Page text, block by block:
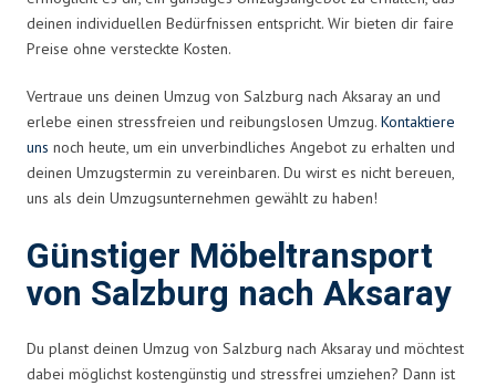
deinen individuellen Bedürfnissen entspricht. Wir bieten dir faire
Preise ohne versteckte Kosten.
Vertraue uns deinen Umzug von Salzburg nach Aksaray an und
erlebe einen stressfreien und reibungslosen Umzug. Kontaktiere
uns noch heute, um ein unverbindliches Angebot zu erhalten und
deinen Umzugstermin zu vereinbaren. Du wirst es nicht bereuen,
uns als dein Umzugsunternehmen gewählt zu haben!
Günstiger Möbeltransport
von Salzburg nach Aksaray
Du planst deinen Umzug von Salzburg nach Aksaray und möchtest
dabei möglichst kostengünstig und stressfrei umziehen? Dann ist